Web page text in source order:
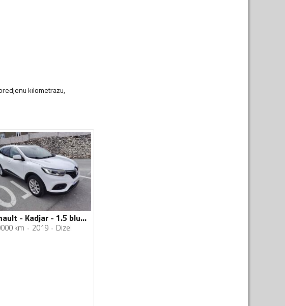
kilometrazu,
Renault - Kadjar - 1.5 blue dci
km 2019 Dizel